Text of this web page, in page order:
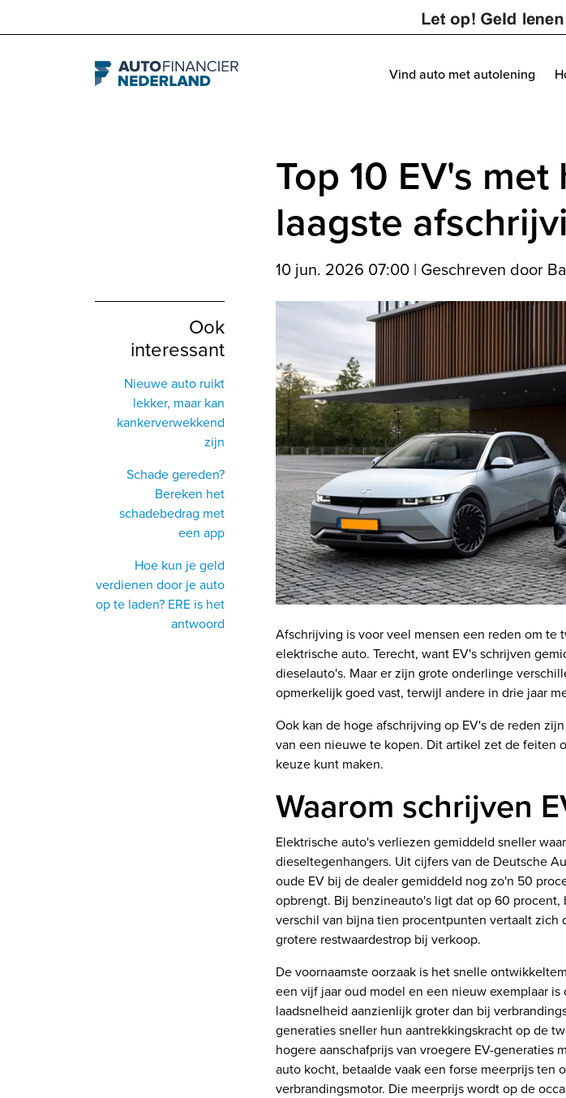
Navigation Vind auto met autolening
Top 10 EV's
laagste
10 jun. 2026 07:00 | Geschreven door
Ook
interessant
Nieuwe auto ruikt
lekker, maar kan
kankerverwekkend
zijn
Schade gereden?
Bereken het
schadebedrag met
een app
Hoe kun je geld
verdienen door je auto
op te laden? ERE is het
antwoord
Afschrijving is voor veel mensen een reden om te
elektrische auto. Terecht, want EV's schrijven
dieselauto's. Maar er zijn grote onderlinge
opmerkelijk goed vast, terwijl andere in drie jaar
Ook kan de hoge afschrijving op EV's de reden
van een nieuwe te kopen. Dit artikel zet de feiten
keuze kunt maken.
Waarom schrijven
Elektrische auto's verliezen gemiddeld sneller
dieseltegenhangers. Uit cijfers van de Deutsche
oude EV bij de dealer gemiddeld nog zo'n 50
opbrengt. Bij benzineauto's ligt dat op 60
verschil van bijna tien procentpunten vertaalt
grotere restwaardestrop bij verkoop.
De voornaamste oorzaak is het snelle
een vijf jaar oud model en een nieuw exemplaar
laadsnelheid aanzienlijk groter dan bij
generaties sneller hun aantrekkingskracht op de
hogere aanschafprijs van vroegere EV-generaties
auto kocht, betaalde vaak een forse meerprijs ten
verbrandingsmotor. Die meerprijs wordt op de